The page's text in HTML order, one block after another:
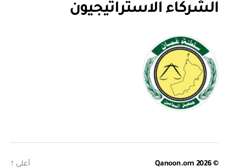
الشركاء الاستراتيجيون
© 2026
Qanoon.om أعلى ↑